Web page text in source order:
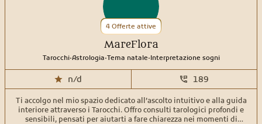
4 Offerte attive
MareFlora
Tarocchi.Astrologia.Tema natale.Interpretazione sogni
n/d 189
Ti accolgo nel mio spazio dedicato all’ascolto intuitivo e alla guida
interiore attraverso i Tarocchi. Offro consulti tarologici profondi e
sensibili, pensati per aiutarti a fare chiarezza nei momenti di